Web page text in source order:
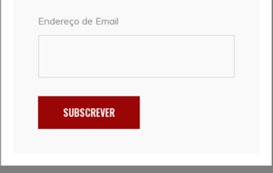
Endereço de Email
SUBSCREVER